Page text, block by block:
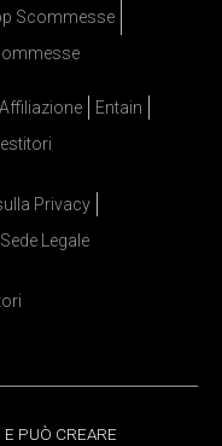
Scommesse
Entain
Privacy
Sede Legale
E PUÒ CREARE